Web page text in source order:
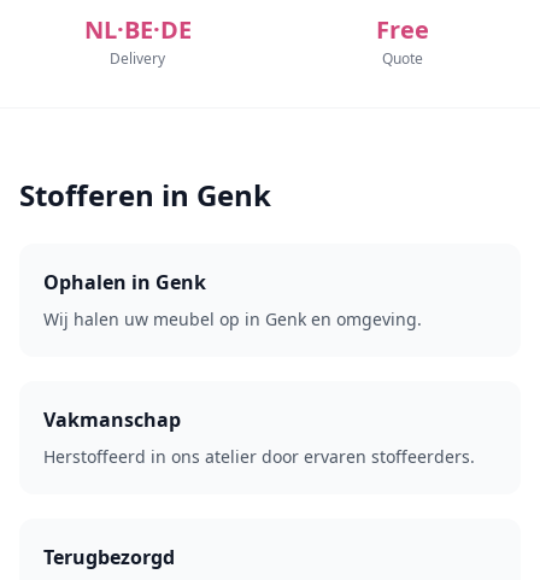
NL·BE·DE
Delivery
Free
Quote
Stofferen in Genk
Ophalen in Genk
Wij halen uw meubel op in Genk en omgeving.
Vakmanschap
Herstoffeerd in ons atelier door ervaren stoffeerders.
Terugbezorgd